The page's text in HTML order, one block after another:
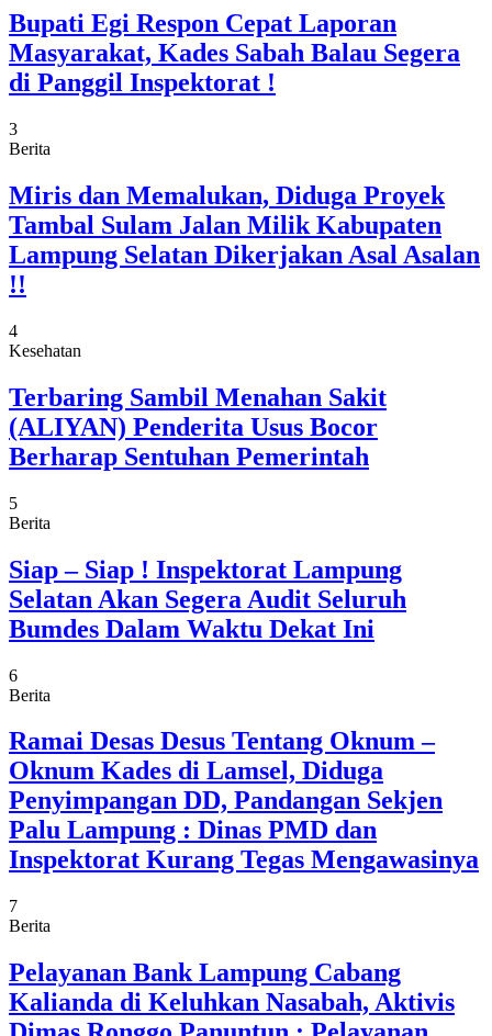
Bupati Egi Respon Cepat Laporan
Masyarakat, Kades Sabah Balau Segera
di Panggil Inspektorat !
3
Berita
Miris dan Memalukan, Diduga Proyek
Tambal Sulam Jalan Milik Kabupaten
Lampung Selatan Dikerjakan Asal Asalan
!!
4
Kesehatan
Terbaring Sambil Menahan Sakit
(ALIYAN) Penderita Usus Bocor
Berharap Sentuhan Pemerintah
5
Berita
Siap – Siap ! Inspektorat Lampung
Selatan Akan Segera Audit Seluruh
Bumdes Dalam Waktu Dekat Ini
6
Berita
Ramai Desas Desus Tentang Oknum –
Oknum Kades di Lamsel, Diduga
Penyimpangan DD, Pandangan Sekjen
Palu Lampung : Dinas PMD dan
Inspektorat Kurang Tegas Mengawasinya
7
Berita
Pelayanan Bank Lampung Cabang
Kalianda di Keluhkan Nasabah, Aktivis